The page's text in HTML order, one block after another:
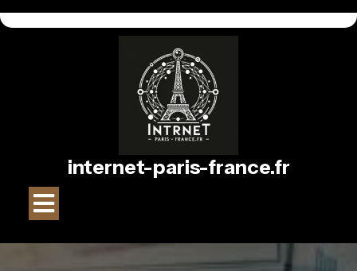
au
internet-paris-france.fr
Ouvrir